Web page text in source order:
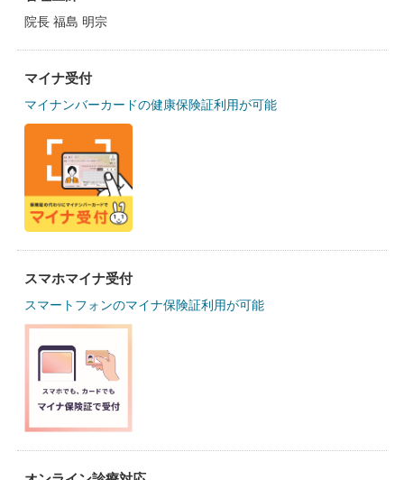
院長 福島 明宗
マイナ受付
マイナンバーカードの健康保険証利用が可能
スマホマイナ受付
スマートフォンのマイナ保険証利用が可能